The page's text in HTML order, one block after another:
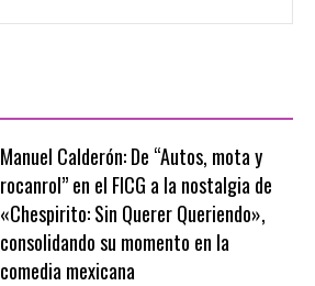
Manuel Calderón: De “Autos, mota y
rocanrol” en el FICG a la nostalgia de
«Chespirito: Sin Querer Queriendo»,
consolidando su momento en la
comedia mexicana